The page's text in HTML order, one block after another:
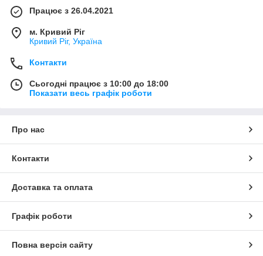
Працює з 26.04.2021
м. Кривий Ріг
Кривий Ріг, Україна
Контакти
Сьогодні працює з 10:00 до 18:00
Показати весь графік роботи
Про нас
Контакти
Доставка та оплата
Графік роботи
Повна версія сайту